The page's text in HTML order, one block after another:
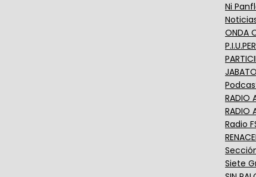
Ni
ONDA
JABATO
RADIO
RADIO
Radio
Siete